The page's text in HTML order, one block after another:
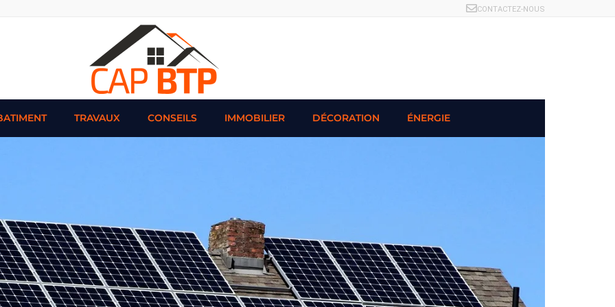
CONTACTEZ-NOUS
TRAVAUX CONSEILS IMMOBILIER DÉCORATION ÉNERGIE